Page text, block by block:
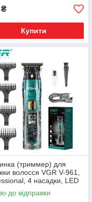
₴
Купити
(триммер) для
волосся VGR V-961,
4 насадки, LED
до відправки